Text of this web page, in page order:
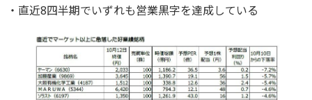
・直近8四半期でいずれも営業黒字を達成している